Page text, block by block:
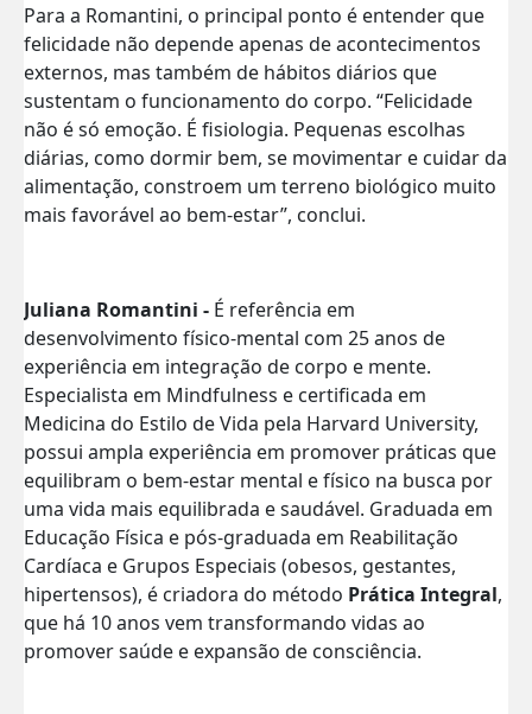
Para a Romantini, o principal ponto é entender que
felicidade não depende apenas de acontecimentos
externos, mas também de hábitos diários que
sustentam o funcionamento do corpo. “Felicidade
não é só emoção. É fisiologia. Pequenas escolhas
diárias, como dormir bem, se movimentar e cuidar da
alimentação, constroem um terreno biológico muito
mais favorável ao bem-estar”, conclui.
Juliana Romantini - É referência em
desenvolvimento físico-mental com 25 anos de
experiência em integração de corpo e mente.
Especialista em Mindfulness e certificada em
Medicina do Estilo de Vida pela Harvard University,
possui ampla experiência em promover práticas que
equilibram o bem-estar mental e físico na busca por
uma vida mais equilibrada e saudável. Graduada em
Educação Física e pós-graduada em Reabilitação
Cardíaca e Grupos Especiais (obesos, gestantes,
hipertensos), é criadora do método Prática Integral,
que há 10 anos vem transformando vidas ao
promover saúde e expansão de consciência.